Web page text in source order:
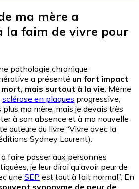
ma mère a
la faim de vivre pour
pathologie chronique
a présenté un fort impact
mais surtout à la vie . Même
sclérose en plaques progressive,
plus ma mère, mais je devais très
à son absence et à ma nouvelle
auteure du livre “Vivre avec la
Sydney Laurent).
à faire passer aux personnes
je leur dirai qu’avoir peur de
une SEP est tout à fait normal”. En
synonyme de peur de